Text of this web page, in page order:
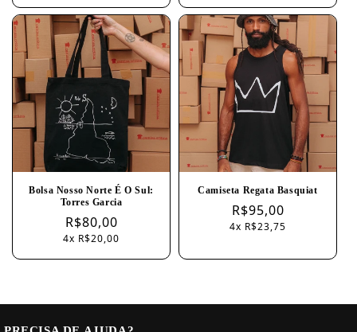
Bolsa Nosso Norte É O Sul:
Torres Garcia
Regular
price
R$80,00
4x R$20,00
Camiseta Regata Basquiat
Regular
price
R$95,00
4x R$23,75